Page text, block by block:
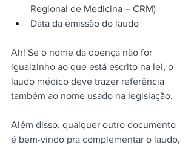
Regional de Medicina – CRM)
Data da emissão do laudo
Ah! Se o nome da doença não for
igualzinho ao que está escrito na lei, o
laudo médico deve trazer referência
também ao nome usado na legislação.
Além disso, qualquer outro documento
é bem-vindo pra complementar o laudo,